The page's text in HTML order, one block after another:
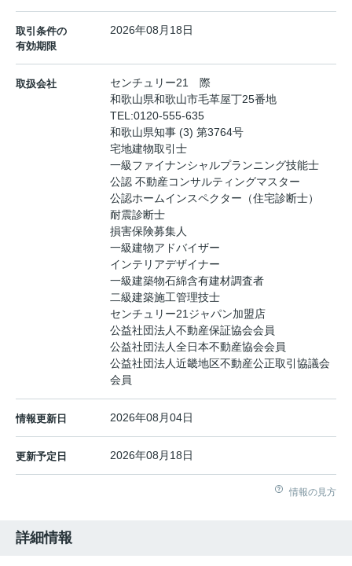
取引条件の
有効期限
2026年08月18日
取扱会社
センチュリー21 際
和歌山県和歌山市毛革屋丁25番地
TEL:0120-555-635
和歌山県知事 (3) 第3764号
宅地建物取引士
一級ファイナンシャルプランニング技能士
公認 不動産コンサルティングマスター
公認ホームインスペクター（住宅診断士）
耐震診断士
損害保険募集人
一級建物アドバイザー
インテリアデザイナー
一級建築物石綿含有建材調査者
二級建築施工管理技士
センチュリー21ジャパン加盟店
公益社団法人不動産保証協会会員
公益社団法人全日本不動産協会会員
公益社団法人近畿地区不動産公正取引協議会
会員
情報更新日 2026年08月04日
更新予定日 2026年08月18日
情報の見方
詳細情報